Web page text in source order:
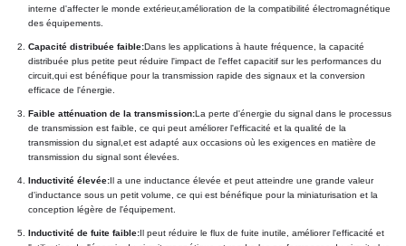
interne d'affecter le monde extérieur,amélioration de la compatibilité électromagnétique
des équipements.
Capacité distribuée faible:Dans les applications à haute fréquence, la capacité
distribuée plus petite peut réduire l'impact de l'effet capacitif sur les performances du
circuit,qui est bénéfique pour la transmission rapide des signaux et la conversion
efficace de l'énergie.
Faible atténuation de la transmission:La perte d'énergie du signal dans le processus
de transmission est faible, ce qui peut améliorer l'efficacité et la qualité de la
transmission du signal,et est adapté aux occasions où les exigences en matière de
transmission du signal sont élevées.
Inductivité élevée:Il a une inductance élevée et peut atteindre une grande valeur
d'inductance sous un petit volume, ce qui est bénéfique pour la miniaturisation et la
conception légère de l'équipement.
Inductivité de fuite faible:Il peut réduire le flux de fuite inutile, améliorer l'efficacité et